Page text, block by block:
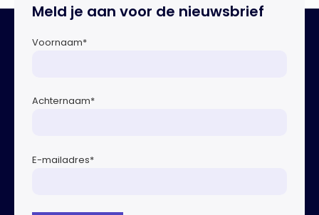
energiesysteem. Het betreft systemen waarbij elektriciteit
Meld je aan voor de nieuwsbrief
Voornaam*
Achternaam*
E-mailadres*